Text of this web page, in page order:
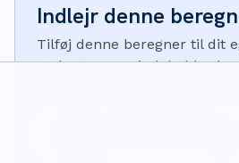
Indlejr denne
Tilføj denne beregner til dit
Kodestumpen indeholder